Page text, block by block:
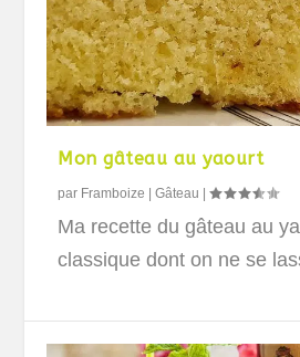
Mon gâteau au yaourt
par Framboize |Gâteau |
Ma recette du gâteau au
classique dont on ne se